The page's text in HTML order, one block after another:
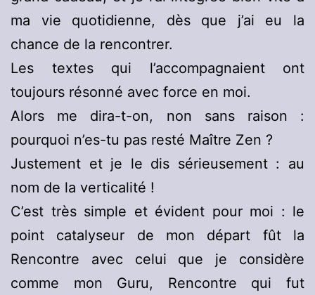
ma vie quotidienne, dès que j’ai eu la
chance de la rencontrer.
Les textes qui l’accompagnaient ont
toujours résonné avec force en moi.
Alors me dira-t-on, non sans raison :
pourquoi n’es-tu pas resté Maître Zen ?
Justement et je le dis sérieusement : au
nom de la verticalité !
C’est très simple et évident pour moi : le
point catalyseur de mon départ fût la
Rencontre avec celui que je considère
comme mon Guru, Rencontre qui fut